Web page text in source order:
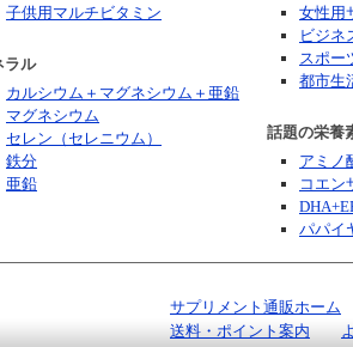
子供用マルチビタミン
ラル
カルシウム＋マグネシウム＋亜鉛
マグネシウム
セレン（セレニウム）
鉄分
亜鉛
女性用
ビジネ
スポー
都市生
話題の栄養
アミノ
コエン
パパイ
サプリメント通販ホーム
送料・ポイント案内